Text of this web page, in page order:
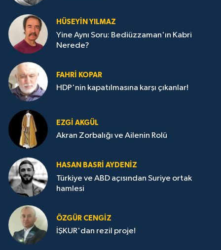
HÜSEYIN YILMAZ
Yine Aynı Soru: Bediüzzaman'ın Kabri
Nerede?
FAHRI KOPAR
HDP'nin kapatılmasına karşı çıkanlar!
EZGI AKGÜL
Akran Zorbalığı ve Ailenin Rolü
HASAN BASRI AYDENIZ
Türkiye ve ABD açısından Suriye ortak
hamlesi
ÖZGÜR CENGIZ
İŞKUR'dan rezil proje!